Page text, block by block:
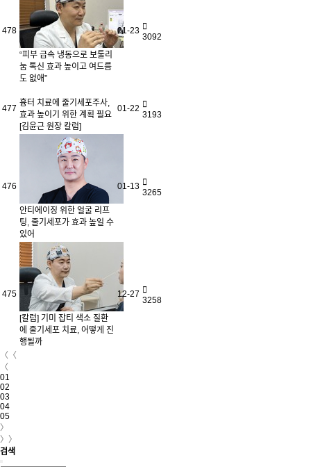
478
“피부 급속 냉동으로 보툴리
눔 톡신 효과 높이고 여드름
도 없애”
01-23
3092
477
흉터 치료에 줄기세포주사,
효과 높이기 위한 계획 필요
[김윤근 원장 칼럼]
01-22
3193
476
안티에이징 위한 얼굴 리프
팅, 줄기세포가 효과 높일 수
있어
01-13
3265
475
[칼럼] 기미 잡티 색소 질환
에 줄기세포 치료, 어떻게 진
행될까
12-27
3258
〈〈
〈
01
02
03
04
05
〉
〉〉
검색